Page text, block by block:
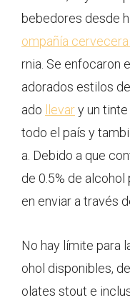
bebedores desde
ompañía
rnia. Se enfocaron
adorados estilos
ado
llevary un
todo el país y
a. Debido a que
de 0.5% de alcohol
en enviar a través
No hay límite para
ohol disponibles,
olates stout e